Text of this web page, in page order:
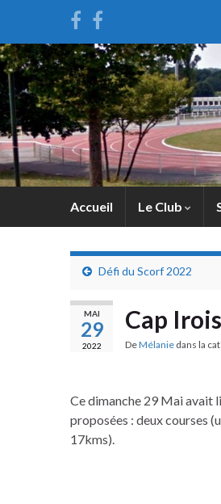
Accueil Le Club
Défi du Scorf 2022
MAI
29
2022
Cap
DeMélanie dans la
Ce dimanche 29 Mai avait
proposées : deux courses
17kms).